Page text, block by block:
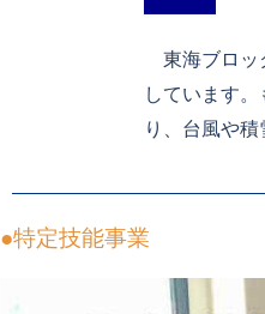
東海ブロッ
しています
り、台風や
●特定技能事業